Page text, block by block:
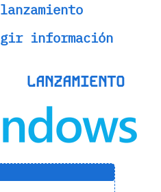
información
LANZAMIENTO